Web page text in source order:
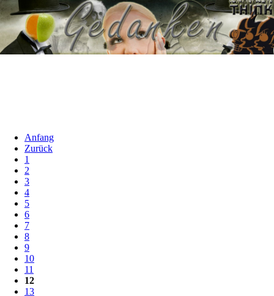
Anfang
Zurück
1
2
3
4
5
6
7
8
9
10
11
12
13